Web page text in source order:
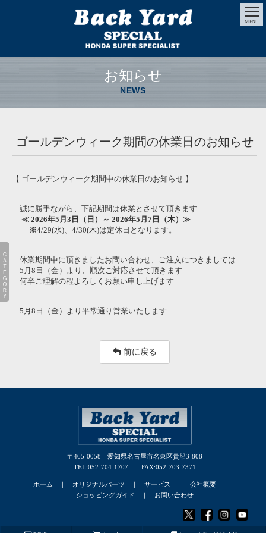
MENU
お知らせ
NEWS
ゴールデンウィーク期間の休業日のお知らせ
【 ゴールデンウィーク期間中の休業日のお知らせ 】
誠に勝手ながら、下記期間は休業とさせて頂きます
≪ 2026年5月3日（日）～ 2026年5月7日（木）≫
※4/29(水)、4/30(木)は定休日となります。
休業期間中に頂きましたお問い合わせ、ご注文につきましては
5月8日（金）より、順次ご対応させて頂きます
何卒ご理解の程よろしくお願い申し上げます
5月8日（金）より平常通り営業いたします
前に戻る
ＣＡＴＥＧＯＲＹ
〒465-0058 愛知県名古屋市名東区貴船3-808
TEL:052-704-1707 FAX:052-703-7371
ホーム ｜ オリジナルパーツ ｜ サービス ｜ 会社概要 ｜
ショッピングガイド ｜ お問い合わせ